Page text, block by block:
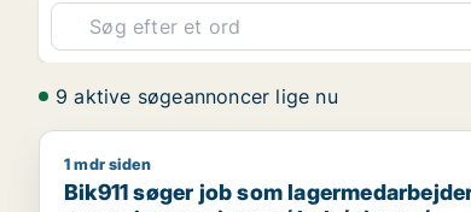
9 aktive søgeannoncer lige nu
Bik911 søger job som lagermedarbejder /
1 mdr siden
Bik911 søger job som